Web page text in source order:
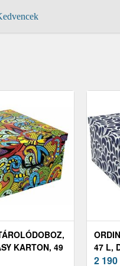
KARTON, 49
47 L,
39 ×
2 190